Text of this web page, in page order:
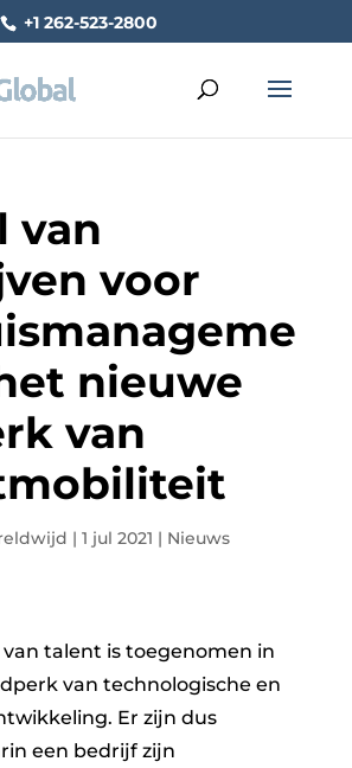
+1 262-523-2800
van
voor
nieuwe
van
| 1 jul 2021 | Nieuws
talent is toegenomen in
van technologische en
Er zijn dus
een bedrijf zijn